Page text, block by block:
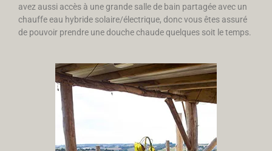
avez aussi accès à une grande salle de bain partagée avec un
chauffe eau hybride solaire/électrique, donc vous êtes assuré
de pouvoir prendre une douche chaude quelques soit le temps.